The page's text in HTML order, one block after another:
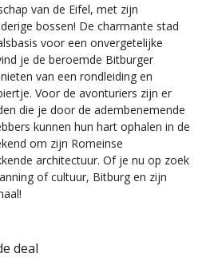
van de Eifel, met zijn
bossen! De charmante stad
voor een onvergetelijke
je de beroemde Bitburger
van een rondleiding en
Voor de avonturiers zijn er
die je door de adembenemende
kunnen hun hart ophalen in de
om zijn Romeinse
architectuur. Of je nu op zoek
of cultuur, Bitburg en zijn
deal